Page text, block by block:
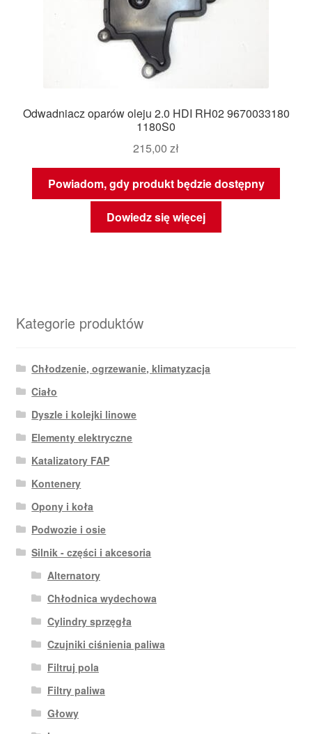
Odwadniacz oparów oleju 2.0 HDI RH02 9670033180
1180S0
215,00 zł
Powiadom, gdy produkt będzie dostępny
Dowiedz się więcej
Kategorie produktów
Chłodzenie, ogrzewanie, klimatyzacja
Ciało
Dyszle i kolejki linowe
Elementy elektryczne
Katalizatory FAP
Kontenery
Opony i koła
Podwozie i osie
Silnik - części i akcesoria
Alternatory
Chłodnica wydechowa
Cylindry sprzęgła
Czujniki ciśnienia paliwa
Filtruj pola
Filtry paliwa
Głowy